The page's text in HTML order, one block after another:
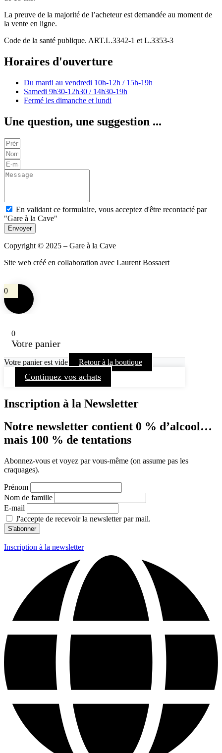
La preuve de la majorité de l’acheteur est demandée au moment de
la vente en ligne.
Code de la santé publique. ART.L.3342-1 et L.3353-3
Horaires d'ouverture
Du mardi au vendredi 10h-12h / 15h-19h
Samedi 9h30-12h30 / 14h30-19h
Fermé les dimanche et lundi
Une question, une suggestion ...
En validant ce formulaire, vous acceptez d'être recontacté par
"Gare à la Cave"
Envoyer
Copyright © 2025 – Gare à la Cave
Site web créé en collaboration avec Laurent Bossaert
0
0
Votre panier
Votre panier est vide Retour à la boutique
Continuez vos achats
Inscription à la Newsletter
Notre newsletter contient 0 % d’alcool…
mais 100 % de tentations
Abonnez-vous et voyez par vous-même (on assume pas les
craquages).
Prénom
Nom de famille
E-mail
J'accepte de recevoir la newsletter par mail.
Inscription à la newsletter